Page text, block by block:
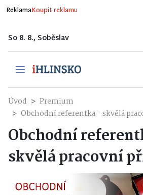
ReklamaKoupit reklamu
So 8. 8., Soběslav
Úvod
Premium
Obchodní referentka - skvělá
Obchodní
skvělá pracovní